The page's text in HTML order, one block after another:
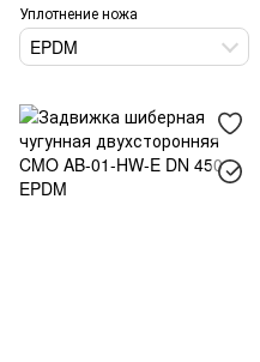
Уплотнение ножа
EPDM